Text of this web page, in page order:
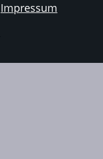
Impressum